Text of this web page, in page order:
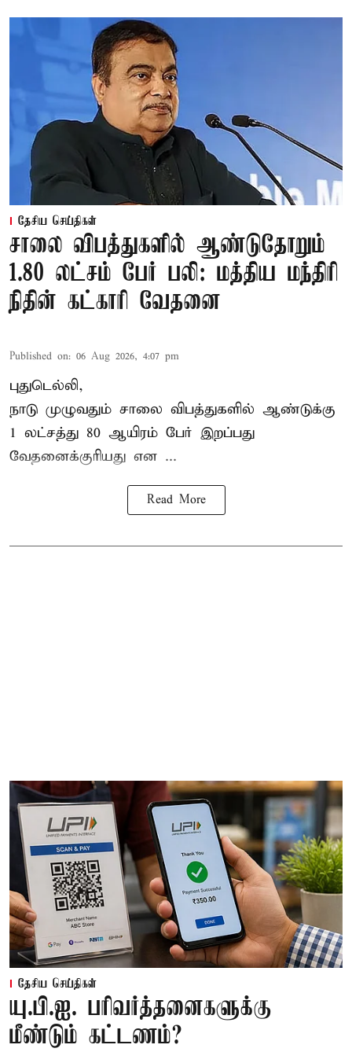
தேசிய செய்திகள்
சாலை விபத்துகளில் ஆண்டுதோறும்
1.80 லட்சம் பேர் பலி: மத்திய மந்திரி
நிதின் கட்காரி வேதனை
Published on: 06 Aug 2026, 4:07 pm
புதுடெல்லி,
நாடு முழுவதும் சாலை விபத்துகளில் ஆண்டுக்கு
1 லட்சத்து 80 ஆயிரம் பேர் இறப்பது
வேதனைக்குரியது என ...
Read More
தேசிய செய்திகள்
யு.பி.ஐ. பரிவர்த்தனைகளுக்கு
மீண்டும் கட்டணம்?